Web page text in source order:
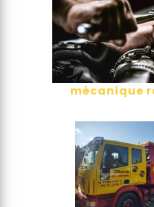
mécanique